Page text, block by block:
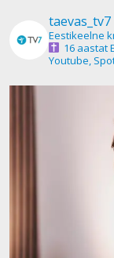
taevas_tv7
Eestikeelne
16 aastat
Youtube,